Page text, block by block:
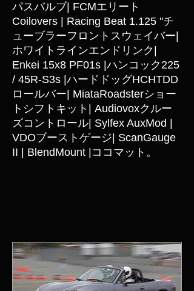
パスバルブ| FCMエリート
Coilovers | Racing Beat 1.125 "チ
ューブラーフロントスウェイバー|
ホワイトラインエンドリンク|
Enkei 15x8 PF01s |ハンコック225
/ 45R-S3s |ハードドッグHCHTDD
ロールバー| MiataRoadsterショー
トシフトキット| Audiovoxクルー
ズコントロール| Sylfex AuxMod |
VDOブーストゲージ| ScanGauge
II | BlendMount |ココマット。